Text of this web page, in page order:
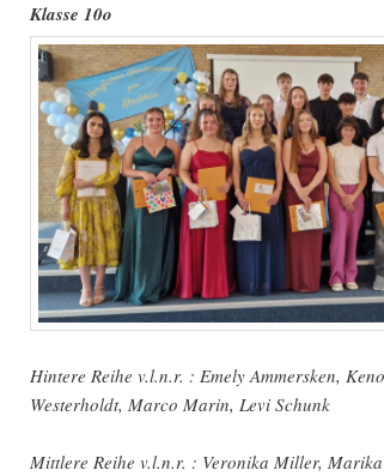
Klasse 10o
Hintere Reihe v.l.n.r. : Emely Ammersken,
Westerholdt, Marco Marin, Levi Schunk
Mittlere Reihe v.l.n.r. : Veronika Miller,